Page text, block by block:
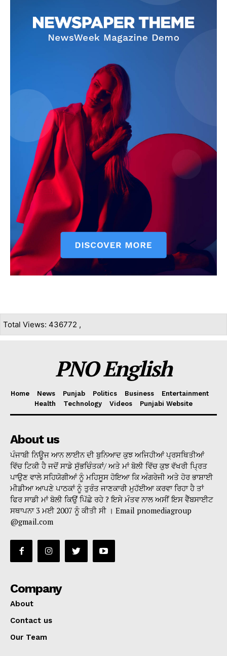
Total Views: 436772 ,
PNO English
Home News Punjab Politics Business
Entertainment
Health
Technology Videos Punjabi Website
About us
ਪੰਜਾਬੀ ਨਿਊਜ ਆਨ ਲਾਈਨ ਦੀ ਬੁਨਿਆਦ ਕੁਝ ਅਜਿਹੀਆਂ ਪ੍ਰਸਥਿਤੀਆਂ
ਵਿੱਚ ਟਿਕੀ ਹੈ ਜਦੋਂ ਸਾਡੇ ਸੁੱਭਚਿੰਤਕਾਂ/ ਅਤੇ ਮਾਂ ਬੋਲੀ ਵਿੱਚ ਕੁਝ ਵੱਖਰੀ ਪ੍ਰਿਤ
ਪਾਉਣ ਵਾਲੇ ਸਹਿਯੋਗੀਆਂ ਨੂੰ ਮਹਿਸੂਸ ਹੋਇਆ ਕਿ ਅੰਗਰੇਜੀ ਅਤੇ ਹੋਰ ਭਾਸ਼ਾਈ
ਮੀਡੀਆ ਆਪਣੇ ਪਾਠਕਾਂ ਨੂੰ ਤੁਰੰਤ ਜਾਣਕਾਰੀ ਮੁਹੱਈਆ ਕਰਵਾ ਰਿਹਾ ਹੈ ਤਾਂ
ਫਿਰ ਸਾਡੀ ਮਾਂ ਬੋਲੀ ਕਿਉਂ ਪਿੱਛੇ ਰਹੇ ? ਇਸੇ ਮੰਤਵ ਨਾਲ ਅਸੀਂ ਇਸ ਵੈੱਬਸਾਈਟ
ਸਥਾਪਨਾ 3 ਮਈ 2007 ਨੂੰ ਕੀਤੀ ਸੀ । Email pnomediagroup
@gmail.com
Company
About
Contact us
Our Team